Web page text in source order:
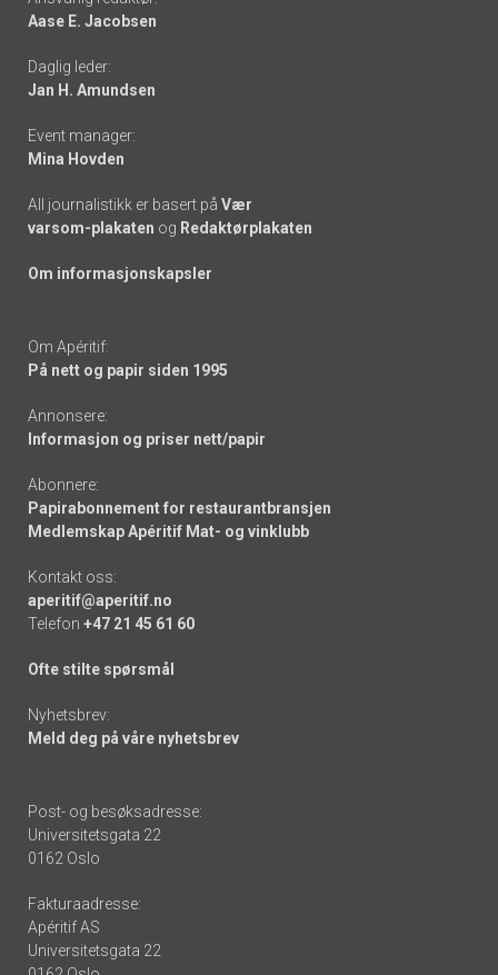
-
links
Aase E. Jacobsen
Daglig leder:
Jan H. Amundsen
Event manager:
Mina Hovden
All journalistikk er basert på Vær
varsom-plakaten og Redaktørplakaten
Om informasjonskapsler
Om Apéritif:
På nett og papir siden 1995
Annonsere:
Informasjon og priser nett/papir
Abonnere:
Papirabonnement for restaurantbransjen
Medlemskap Apéritif Mat- og vinklubb
Kontakt oss:
aperitif@aperitif.no
Telefon +47 21 45 61 60
Ofte stilte spørsmål
Nyhetsbrev:
Meld deg på våre nyhetsbrev
Post- og besøksadresse:
Universitetsgata 22
0162 Oslo
Fakturaadresse:
Apéritif AS
Universitetsgata 22